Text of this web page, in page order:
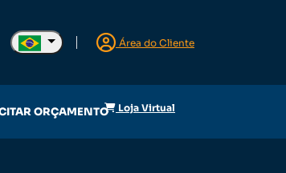
Área do Cliente
ORÇAMENTO Loja Virtual